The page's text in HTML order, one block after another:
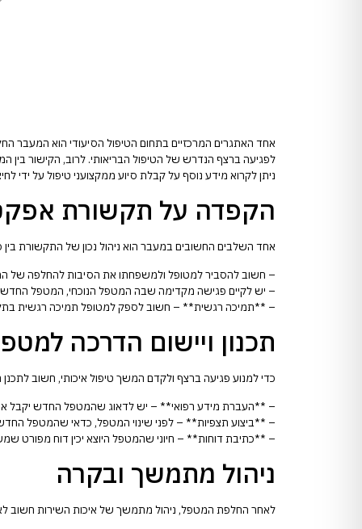
אחד האתגרים המרכזיים בתחום הטיפול הסיעודי הוא המעבר
לפגיעה ברצף הנדרש של הטיפול הבריאותי. לרוב, הקישור
ניתן לקרוא מידע נוסף על קבלת סיוע ממקצועני טיפול על ידי
הקפדה על תקשורת
אחד השלבים החשובים במעבר הוא ניהול נכון של התקשורת
– חשוב להסביר למטופל ולמשפחתו את הסיבות להחלפה של
– יש לקיים פגישה מקדימה שבה המטפל הנוכחי, המטפל החדש
– **תמיכה רגשית** – חשוב לספק למטופל תמיכה רגשית
תכנון ויישום הדרכה
כדי למנוע פגיעה ברצף ולקדם המשך טיפול איכותי, חשוב
– **העברת מידע רפואי** – יש לדאוג שהמטפל החדש יקבל את
– **ביצוע תצפיות** – לפני שינוי המטפל, כדאי שהמטפל
– **כתיבת דוחות** – חיוני שהמטפל היוצא יכין דוח מפורט
ניהול מתמשך ובקרה
לאחר החלפת המטפל, ניהול מתמשך של איכות השירות חשוב